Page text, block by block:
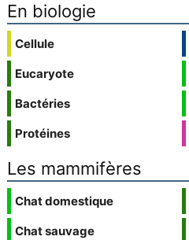
En biologie
Cellule
Eucaryote
Bactéries
Protéines
Les mammifères
Chat domestique
Chat sauvage